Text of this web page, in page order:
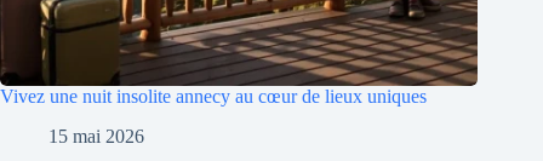
Vivez une nuit insolite annecy au cœur de lieux uniques
15 mai 2026